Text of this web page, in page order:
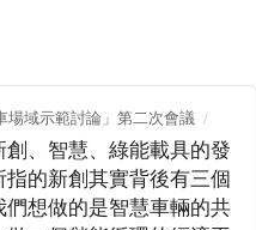
場域示範討論」第二次會議
、智慧、綠能載具的發
指的新創其實背後有三個
想做的是智慧車輛的共